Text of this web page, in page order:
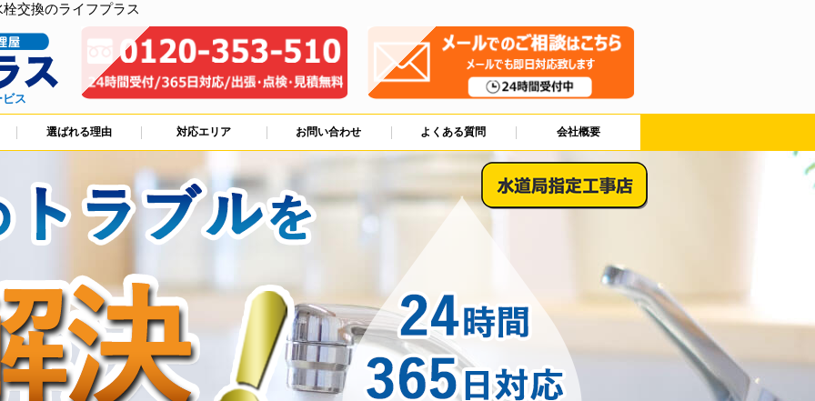
交換のライフプラス
ス
選ばれる理由 対応エリア お問い合わせ よくある質問 会社概要